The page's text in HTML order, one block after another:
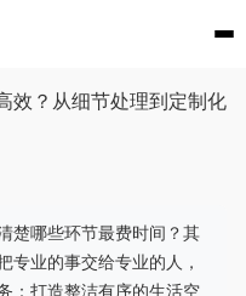
效？从细节处理到定制化
楚哪些环节最费时间？其
业的事交给专业的人，
：打造整洁有序的生活空